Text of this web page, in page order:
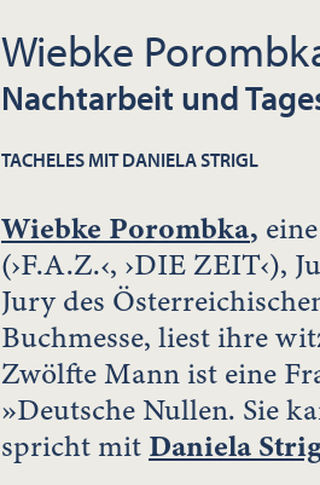
Wiebke
Nachtarbeit und
TACHELES MIT DANIELA STRIGL
Wiebke Porombka,
(›F.A.Z.‹, ›DIE ZEIT‹),
Jury des
Buchmesse, liest ihre
Zwölfte Mann ist eine
»Deutsche Nullen. Sie
spricht mit Daniela